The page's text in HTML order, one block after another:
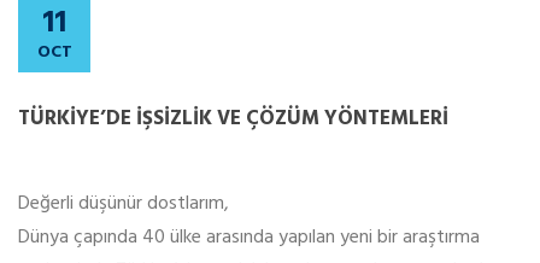
11
OCT
TÜRKIYE’DE İŞSIZLIK VE ÇÖZÜM YÖNTEMLERI
Değerli düşünür dostlarım,
Dünya çapında 40 ülke arasında yapılan yeni bir araştırma